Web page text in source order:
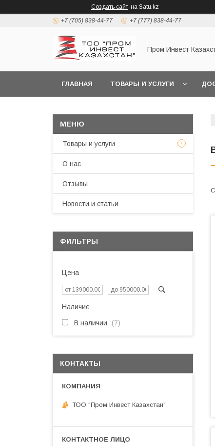
Создать сайт на Satu.kz
+7 (705) 838-44-77 +7 (777) 838-44-77
Пром Инвест
ГЛАВНАЯ ТОВАРЫ И УСЛУГИ
Товары и услуги
О нас
Отзывы
Новости и статьи
ФИЛЬТРЫ
Цена
Наличие
В наличии 7
КОНТАКТЫ
ТОО "Пром Инвест Казахстан"